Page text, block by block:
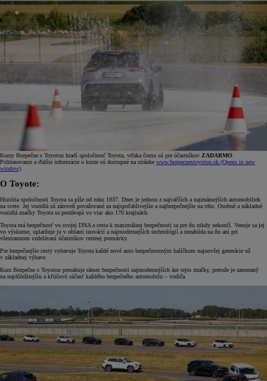
Kurzy Bezpečne s Toyotou hradí spoločnosť Toyota, vďaka čomu sú pre účastníkov ZADARMO
Prihlasovanie a ďalšie informácie o kurze sú dostupné na stránke www.bezpecnestoyotou.sk (Opens in new
window)
O Toyote:
História spoločnosti Toyota sa píše od roku 1937. Dnes je jednou z najväčších a najznámejších automobiliek
na svete. Jej vozidlá sú zároveň považované za najspoľahlivejšie a najbezpečnejšie na trhu. Osobné a nákladné
vozidlá značky Toyota sa predávajú vo viac ako 170 krajinách.
Toyota má bezpečnosť vo svojej DNA a cesta k maximálnej bezpečnosti sa pre ňu nikdy nekončí. Venuje sa jej
vo výskume, uplatňuje ju v oblasti inovácií a najmodernejších technológií a nezabúda na ňu ani pri
všestrannom vzdelávaní účastníkov cestnej premávky.
Pre bezpečnejšie cesty vybavuje Toyota každé nové auto bezpečnostným balíčkom najnovšej generácie už
v základnej výbave.
Kurz Bezpečne s Toyotou presahuje rámec bezpečnosti najmodernejších áut tejto značky, pretože je zameraný
na najdôležitejšiu a kľúčovú súčasť každého bezpečného automobilu – vodiča.